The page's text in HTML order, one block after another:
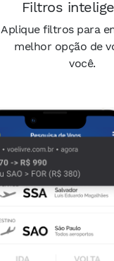
Filtros
Aplique filtros para
melhor opção de
você.